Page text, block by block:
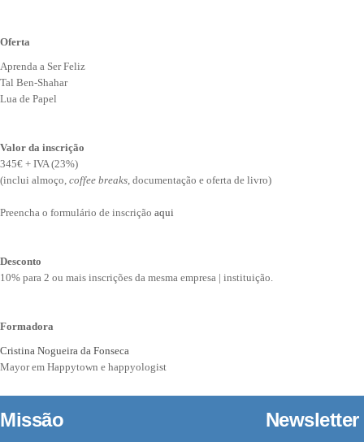
Oferta
Aprenda a Ser Feliz
Tal Ben-Shahar
Lua de Papel
Valor da inscrição
345€ + IVA (23%)
(inclui almoço, coffee breaks, documentação e oferta de livro)
Preencha o formulário de inscrição aqui
Desconto
10% para 2 ou mais inscrições da mesma empresa | instituição.
Formadora
Cristina Nogueira da Fonseca
Mayor em Happytown e happyologist
Missão Newsletter